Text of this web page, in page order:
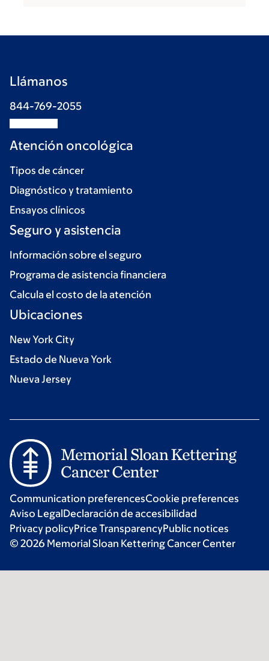
Llámanos
844-769-2055
Atención oncológica
Tipos de cáncer
Diagnóstico y tratamiento
Ensayos clínicos
Seguro y asistencia
Información sobre el seguro
Programa de asistencia financiera
Calcula el costo de la atención
Ubicaciones
New York City
Estado de Nueva York
Nueva Jersey
Communication preferencesCookie preferences
Aviso LegalDeclaración de accesibilidad
Privacy policyPrice TransparencyPublic notices
© 2026 Memorial Sloan Kettering Cancer Center